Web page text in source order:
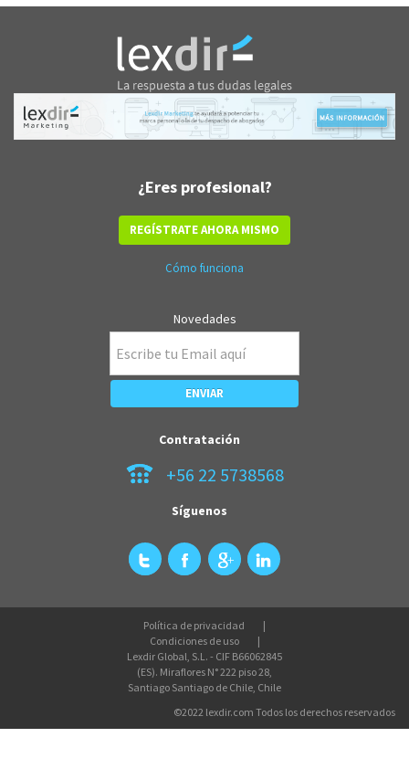
¿Eres profesional?
REGÍSTRATE AHORA MISMO
Cómo funciona
Novedades
Contratación
+56 22 5738568
Síguenos
Política de privacidad
Condiciones de uso
Lexdir Global, S.L. - CIF B66062845
(ES). Miraflores N° 222 piso 28,
Santiago Santiago de Chile, Chile
©2022 lexdir.com Todos los derechos reservados